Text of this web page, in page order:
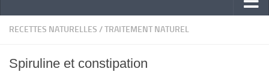
RECETTES NATURELLES /TRAITEMENT NATUREL
Spiruline et constipation